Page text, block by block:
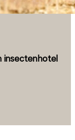
insectenhotel